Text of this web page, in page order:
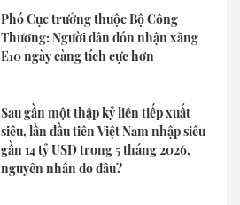
Phó Cục trưởng thuộc Bộ Công
Thương: Người dân đón nhận xăng
E10 ngày càng tích cực hơn
Sau gần một thập kỷ liên tiếp xuất
siêu, lần đầu tiên Việt Nam nhập siêu
gần 14 tỷ USD trong 5 tháng 2026,
nguyên nhân do đâu?